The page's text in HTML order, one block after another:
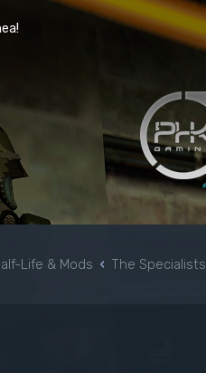
Life & Mods The Specialists